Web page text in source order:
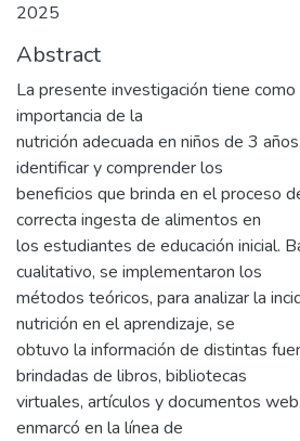
2025
Abstract
La presente investigación tiene
importancia de la
nutrición adecuada en niños de 3
identificar y comprender los
beneficios que brinda en el proceso
correcta ingesta de alimentos en
los estudiantes de educación inicial.
cualitativo, se implementaron los
métodos teóricos, para analizar la
nutrición en el aprendizaje, se
obtuvo la información de distintas
brindadas de libros, bibliotecas
virtuales, artículos y documentos
enmarcó en la línea de